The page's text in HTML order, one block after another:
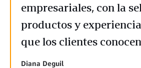
empresariales, con la
productos y
que los clientes
Diana Deguil